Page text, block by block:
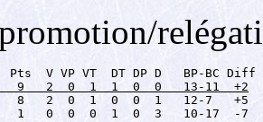
8   2  0  1  0  0  1   12-7   +5
1   0  0  0  1  0  3   10-17  -7